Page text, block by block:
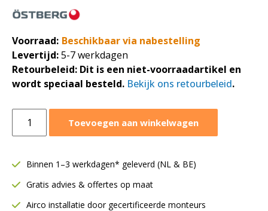
Voorraad: Beschikbaar via nabestelling
Levertijd:5-7 werkdagen
Retourbeleid: Dit is een niet-voorraadartikel en
wordt speciaal besteld. Bekijk ons retourbeleid.
wandventilator
RS
mm
|
Toevoegen aan winkelwagen
Binnen 1–3 werkdagen* geleverd (NL & BE)
Gratis advies & offertes op maat
Airco installatie door gecertificeerde monteurs